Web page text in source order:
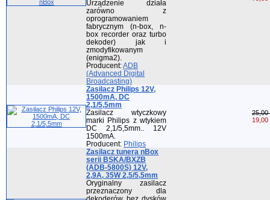
Urządzenie działa
zarówno z
oprogramowaniem
fabrycznym (n-box, n-
box recorder oraz turbo
dekoder) jak i
zmodyfikowanym
(enigma2).
Producent:ADB
(Advanced Digital
Broadcasting)
Zasilacz Philips 12V,
1500mA, DC
2,1/5,5mm
Zasilacz wtyczkowy
marki Philips z wtykiem
DC 2,1/5,5mm.. 12V
1500mA.
Producent: Philips
25,00
19,00
Zasilacz tunera nBox
serii BSKA/BXZB
(ADB-5800S) 12V,
2,9A, 35W 2,5/5,5mm
Oryginalny zasilacz
przeznaczony dla